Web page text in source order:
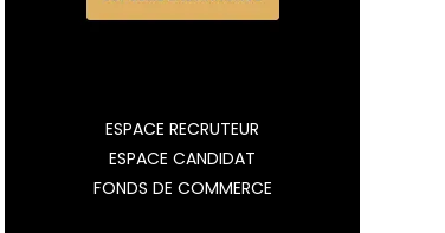
ESPACE RECRUTEUR
ESPACE CANDIDAT
FONDS DE COMMERCE